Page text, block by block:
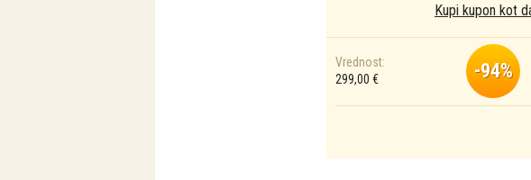
Kupi kupon kot
Vrednost:
299,00 €
-94%